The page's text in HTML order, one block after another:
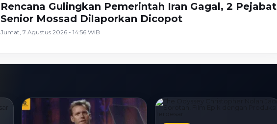
Rencana Gulingkan Pemerintah Iran Gagal, 2 Pejabat
Senior Mossad Dilaporkan Dicopot
Jumat, 7 Agustus 2026 - 14:56 WIB